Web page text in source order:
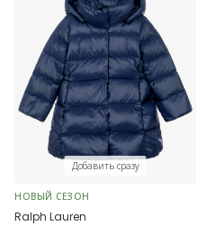
Добавить сразу
НОВЫЙ СЕЗОН
Ralph Lauren